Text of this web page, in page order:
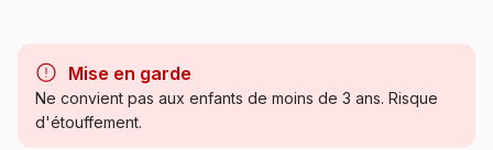
Catégorie Puzzles - Hommes et Femmes
Mise en garde
Ne convient pas aux enfants de moins de 3 ans. Risque
d'étouffement.